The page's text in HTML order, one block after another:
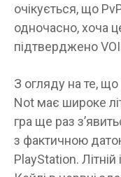
очікується, що
одночасно, хоча
підтверджено
З огляду на те,
Not має широке
гра ще раз
з фактичною
PlayStation.